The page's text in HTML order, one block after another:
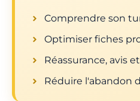
Comprendre son
Optimiser fiches
Réassurance, avis
Réduire l'abandon